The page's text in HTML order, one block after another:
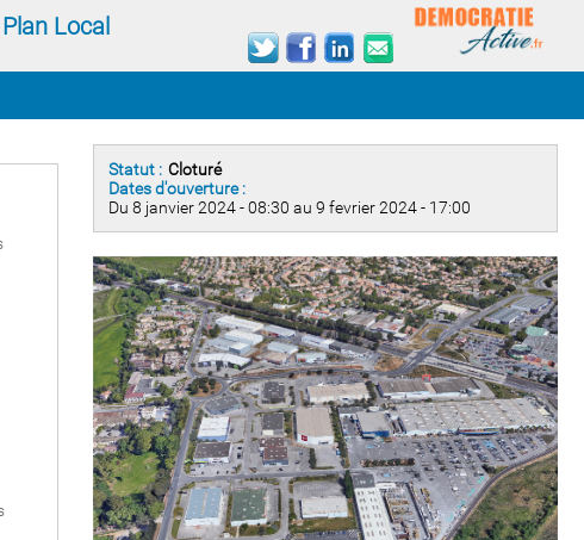
Local
Statut : Cloturé
Dates d'ouverture :
Du 8 janvier 2024 - 08:30 au 9 fevrier 2024 - 17:00